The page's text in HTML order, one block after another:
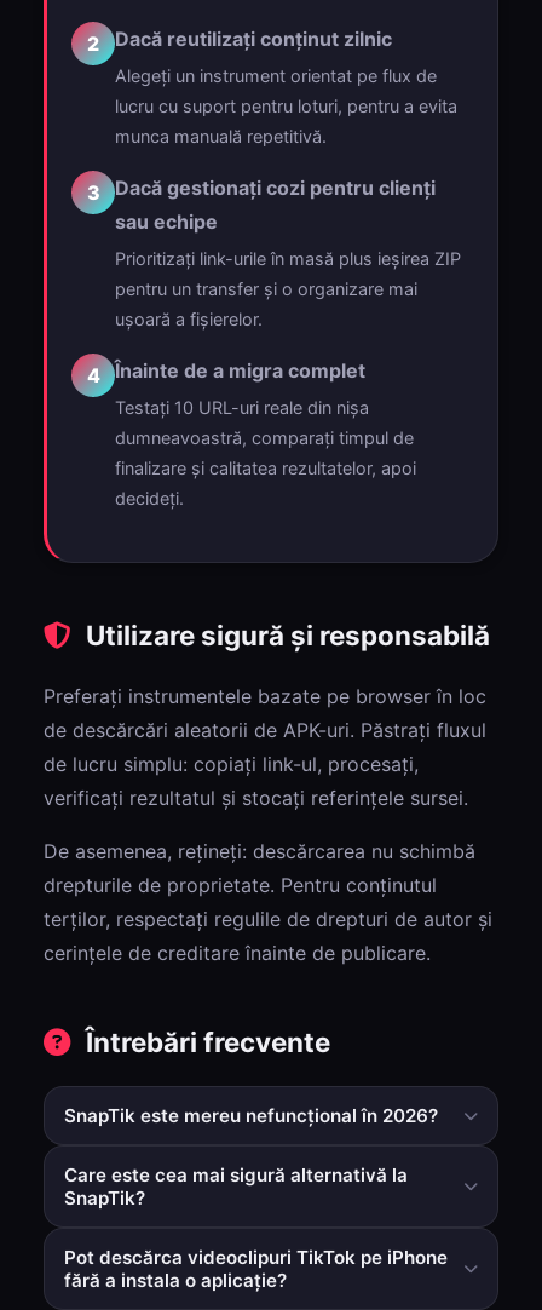
2 Dacă reutilizați conținut zilnic
Alegeți un instrument orientat pe flux de
lucru cu suport pentru loturi, pentru a evita
munca manuală repetitivă.
3
Dacă gestionați cozi pentru clienți
sau echipe
Prioritizați link-urile în masă plus ieșirea ZIP
pentru un transfer și o organizare mai
ușoară a fișierelor.
4 Înainte de a migra complet
Testați 10 URL-uri reale din nișa
dumneavoastră, comparați timpul de
finalizare și calitatea rezultatelor, apoi
decideți.
Utilizare sigură și responsabilă
Preferați instrumentele bazate pe browser în loc
de descărcări aleatorii de APK-uri. Păstrați fluxul
de lucru simplu: copiați link-ul, procesați,
verificați rezultatul și stocați referințele sursei.
De asemenea, rețineți: descărcarea nu schimbă
drepturile de proprietate. Pentru conținutul
terților, respectați regulile de drepturi de autor și
cerințele de creditare înainte de publicare.
Întrebări frecvente
SnapTik este mereu nefuncțional în 2026?
Nu mereu, dar unii utilizatori raportează probleme
intermitente în funcție de trafic, actualizările de parsare
sau rutarea regională.
Care este cea mai sigură alternativă la
SnapTik?
În general, instrumentele bazate pe browser care nu
necesită instalări suplimentare de aplicații sau
permisiuni ale dispozitivului sunt mai sigure și mai ușor
Pot descărca videoclipuri TikTok pe iPhone
fără a instala o aplicație?